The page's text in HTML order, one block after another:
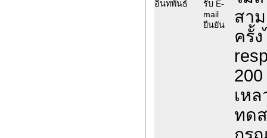
อินทพันธ์
รับ E-
mail
ยืนยัน
สา
ครั้
เห
ทด
กรุ